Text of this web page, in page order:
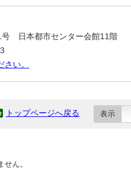
号 日本都市センター会館11階
い。
トップページへ戻る 表示
ん。